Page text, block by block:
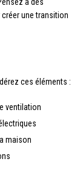
une transition
ces éléments :
ventilation
maison